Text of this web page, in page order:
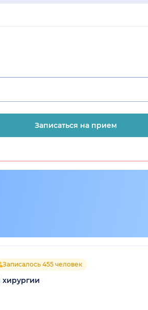
Записаться на прием
Записалось 455 человек
хирургии